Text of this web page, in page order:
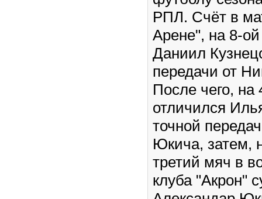
РПЛ. Счёт в
Арене", на 8-
Даниил
передачи от
После чего, на
отличился
точной
Юкича, затем,
третий мяч в
клуба "Акрон"